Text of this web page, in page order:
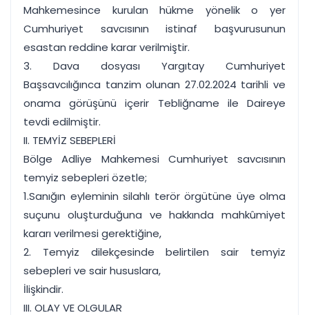
Mahkemesince kurulan hükme yönelik o yer
Cumhuriyet savcısının istinaf başvurusunun
esastan reddine karar verilmiştir.
3. Dava dosyası Yargıtay Cumhuriyet
Başsavcılığınca tanzim olunan 27.02.2024 tarihli ve
onama görüşünü içerir Tebliğname ile Daireye
tevdi edilmiştir.
II. TEMYİZ SEBEPLERİ
Bölge Adliye Mahkemesi Cumhuriyet savcısının
temyiz sebepleri özetle;
1.Sanığın eyleminin silahlı terör örgütüne üye olma
suçunu oluşturduğuna ve hakkında mahkûmiyet
kararı verilmesi gerektiğine,
2. Temyiz dilekçesinde belirtilen sair temyiz
sebepleri ve sair hususlara,
İlişkindir.
III. OLAY VE OLGULAR